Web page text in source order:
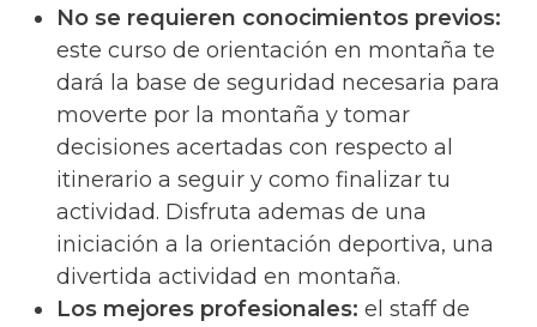
No se requieren conocimientos previos:
este curso de orientación en montaña te
dará la base de seguridad necesaria para
moverte por la montaña y tomar
decisiones acertadas con respecto al
itinerario a seguir y como finalizar tu
actividad. Disfruta ademas de una
iniciación a la orientación deportiva, una
divertida actividad en montaña.
Los mejores profesionales: el staff de